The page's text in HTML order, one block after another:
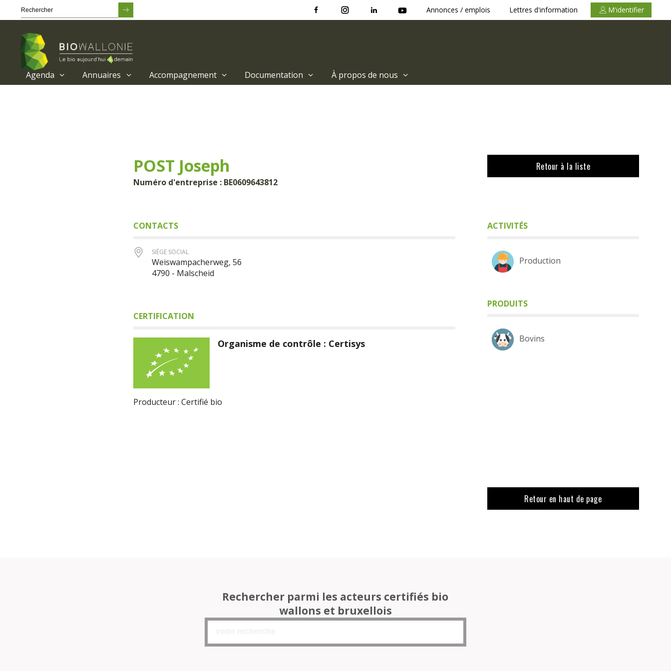
Annonces / emplois Lettres d'information M'identifier
Agenda Annuaires Accompagnement Documentation À propos de nous
POST Joseph
Numéro d'entreprise : BE0609643812
CONTACTS
SIÈGE SOCIAL
Weiswampacherweg, 56
4790 - Malscheid
CERTIFICATION
Organisme de contrôle : Certisys
Producteur : Certifié bio
Retour à la liste
ACTIVITÉS
Production
PRODUITS
Bovins
Retour en haut de page
Rechercher parmi les acteurs certifiés bio
wallons et bruxellois